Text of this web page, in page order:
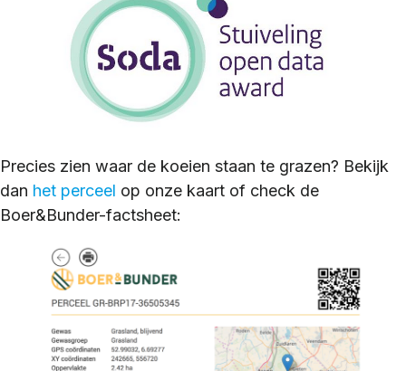
Precies zien waar de koeien staan te grazen? Bekijk
dan het perceel op onze kaart of check de
Boer&Bunder-factsheet: